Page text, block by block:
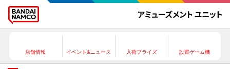
店舗情報 イベント&ニュース 入荷プライズ 設置ゲーム機